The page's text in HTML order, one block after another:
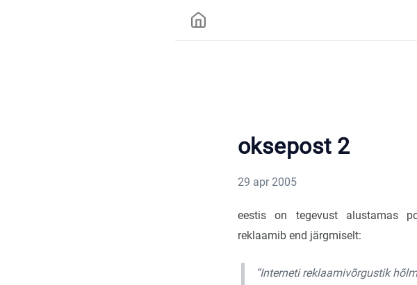
oksepost 2
29 apr 2005
eestis on tegevust alustamas
reklaamib end järgmiselt:
“Interneti reklaamivõrgustik